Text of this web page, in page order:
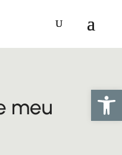
Deschide
meu